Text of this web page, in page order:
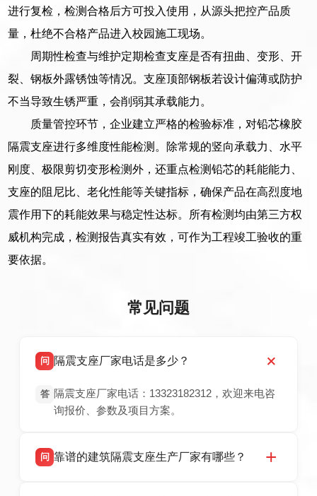
进行复检，检测合格后方可投入使用，从源头把控产品质
量，杜绝不合格产品进入校园施工现场。
周期性检查与维护定期检查支座是否有扭曲、变形、开
裂、钢板外露锈蚀等情况。支座顶部钢板若设计偏薄或防护
不当导致生锈严重，会削弱其承载能力。
质量管控环节，企业建立严格的检验标准，对铅芯橡胶
隔震支座进行多维度性能检测。除常规的竖向承载力、水平
刚度、极限剪切变形检测外，还重点检测铅芯的耗能能力、
支座的阻尼比、老化性能等关键指标，确保产品在高烈度地
震作用下的耗能效果与稳定性达标。所有检测均由第三方权
威机构完成，检测报告真实有效，可作为工程竣工验收的重
要依据。
常见问题
问 隔震支座厂家电话是多少？
答 隔震支座厂家电话：13323182312，欢迎来电咨
询报价、参数及项目方案。
问 靠谱的建筑隔震支座生产厂家有哪些？